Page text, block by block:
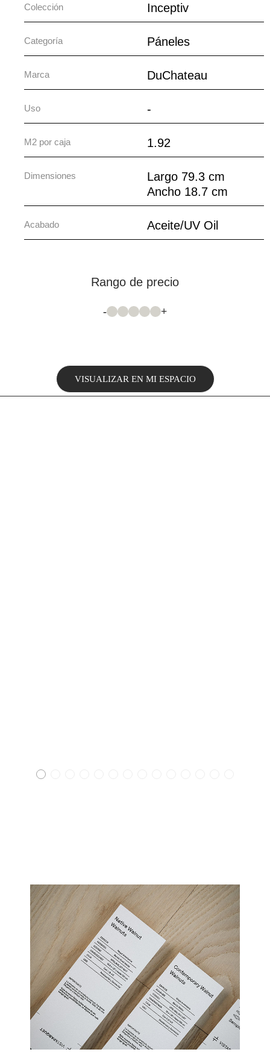
Colección Inceptiv
Categoría Páneles
Marca DuChateau
Uso -
M2 por caja 1.92
Dimensiones
Largo 79.3 cm
Ancho 18.7 cm
Acabado Aceite/UV Oil
Rango de precio
- +
VISUALIZAR EN MI ESPACIO